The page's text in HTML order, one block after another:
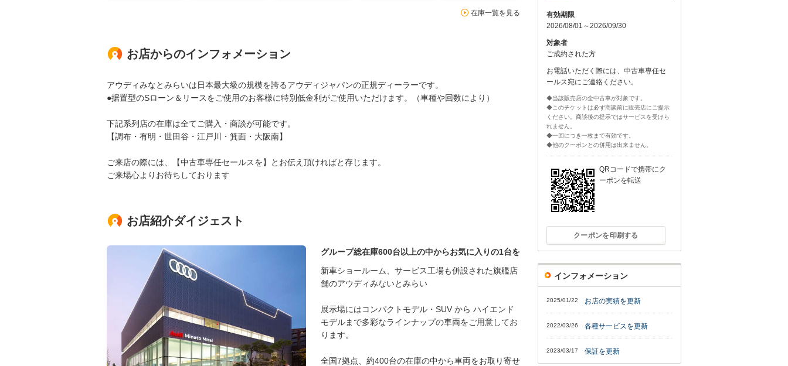
在庫一覧を見る
お店からのインフォメーション
アウディみなとみらいは日本最大級の規模を誇るアウディジャパンの正規ディーラーです。
●据置型のSローン＆リースをご使用のお客様に特別低金利がご使用いただけます。（車種や回数により）
下記系列店の在庫は全てご購入・商談が可能です。
【調布・有明・世田谷・江戸川・箕面・大阪南】
ご来店の際には、【中古車専任セールスを】とお伝え頂ければと存じます。
ご来場心よりお待ちしております
お店紹介ダイジェスト
グループ総在庫600台以上の中からお気に入りの1台を
新車ショールーム、サービス工場も併設された旗艦店
舗のアウディみないとみらい
展示場にはコンパクトモデル・SUV から ハイエンド
モデルまで多彩なラインナップの車両をご用意してお
ります。
全国7拠点、約400台の在庫の中から車両をお取り寄せ
有効期限
2026/08/01～2026/09/30
対象者
ご成約された方
お電話いただく際には、中古車専任セ
ールス宛にご連絡ください。
◆当該販売店の全中古車が対象です。
◆このチケットは必ず商談前に販売店にご提示
ください。商談後の提示ではサービスを受けら
れません。
◆一回につき一枚まで有効です。
◆他のクーポンとの併用は出来ません。
QRコードで携帯にク
ーポンを転送
クーポンを印刷する
インフォメーション
2025/01/22 お店の実績を更新
2022/03/26 各種サービスを更新
2023/03/17 保証を更新